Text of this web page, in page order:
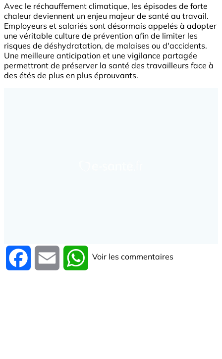
Avec le réchauffement climatique, les épisodes de forte
chaleur deviennent un enjeu majeur de santé au travail.
Employeurs et salariés sont désormais appelés à adopter
une véritable culture de prévention afin de limiter les
risques de déshydratation, de malaises ou d'accidents.
Une meilleure anticipation et une vigilance partagée
permettront de préserver la santé des travailleurs face à
des étés de plus en plus éprouvants.
Facebook Email WhatsApp
Voir les commentaires